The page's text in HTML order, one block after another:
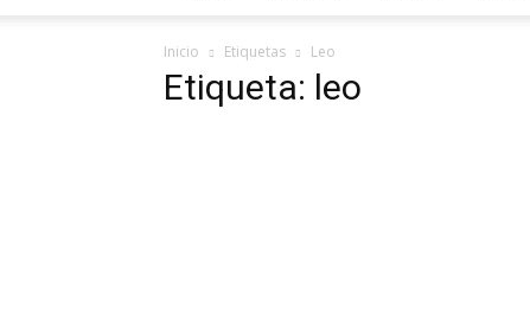
Inicio Etiquetas Leo
Etiqueta: leo